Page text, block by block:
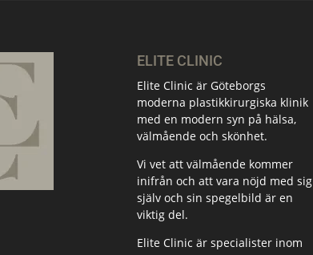
ELITE CLINIC
Elite Clinic är Göteborgs
moderna plastikkirurgiska klinik
med en modern syn på hälsa,
välmående och skönhet.
Vi vet att välmående kommer
inifrån och att vara nöjd med sig
själv och sin spegelbild är en
viktig del.
Elite Clinic är specialister inom